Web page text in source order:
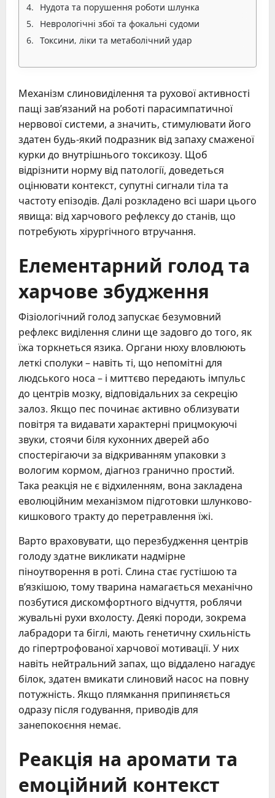
Нудота та порушення роботи шлунка
Неврологічні збої та фокальні судоми
Токсини, ліки та метаболічний удар
Механізм слиновиділення та рухової активності
пащі зав’язаний на роботі парасимпатичної
нервової системи, а значить, стимулювати його
здатен будь-який подразник від запаху смаженої
курки до внутрішнього токсикозу. Щоб
відрізнити норму від патології, доведеться
оцінювати контекст, супутні сигнали тіла та
частоту епізодів. Далі розкладено всі шари цього
явища: від харчового рефлексу до станів, що
потребують хірургічного втручання.
Елементарний голод та
харчове збудження
Фізіологічний голод запускає безумовний
рефлекс виділення слини ще задовго до того, як
їжа торкнеться язика. Органи нюху вловлюють
леткі сполуки – навіть ті, що непомітні для
людського носа – і миттєво передають імпульс
до центрів мозку, відповідальних за секрецію
залоз. Якщо пес починає активно облизувати
повітря та видавати характерні прицмокуючі
звуки, стоячи біля кухонних дверей або
спостерігаючи за відкриванням упаковки з
вологим кормом, діагноз гранично простий.
Така реакція не є відхиленням, вона закладена
еволюційним механізмом підготовки шлунково-
кишкового тракту до перетравлення їжі.
Варто враховувати, що перезбудження центрів
голоду здатне викликати надмірне
піноутворення в роті. Слина стає густішою та
в’язкішою, тому тварина намагається механічно
позбутися дискомфортного відчуття, роблячи
жувальні рухи вхолосту. Деякі породи, зокрема
лабрадори та біглі, мають генетичну схильність
до гіпертрофованої харчової мотивації. У них
навіть нейтральний запах, що віддалено нагадує
білок, здатен вмикати слиновий насос на повну
потужність. Якщо плямкання припиняється
одразу після годування, приводів для
занепокоєння немає.
Реакція на аромати та
емоційний контекст